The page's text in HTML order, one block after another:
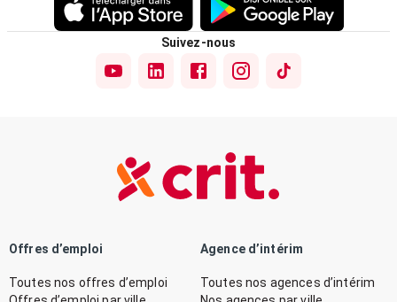
Suivez-nous
Offres d’emploi
Toutes nos offres d’emploi
Agence d’intérim
Toutes nos agences d’intérim